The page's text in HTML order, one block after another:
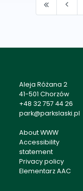
Aleja Różana 2
41-501 Chorzów
+48 32 757 44 26
park@parkslaski.pl
About WWW
Accessibility
statement
Privacy policy
Elementarz AAC